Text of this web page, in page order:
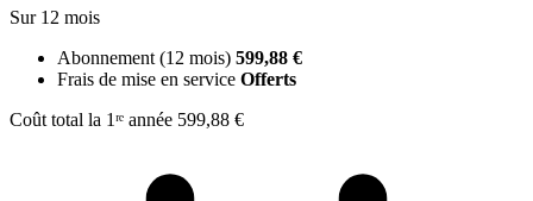
Sur 12 mois
Abonnement (12 mois) 599,88 €
Frais de mise en service Offerts
Coût total la 1ʳᵉ année 599,88 €